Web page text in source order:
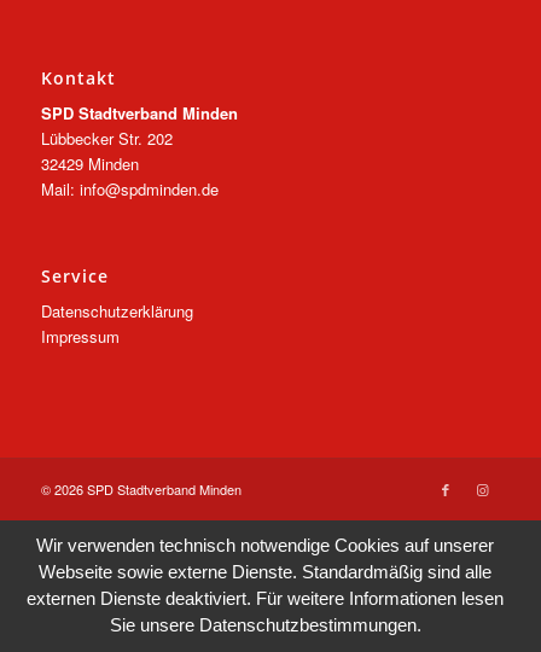
Kontakt
SPD Stadtverband Minden
Lübbecker Str. 202
32429 Minden
Mail: info@spdminden.de
Service
Datenschutzerklärung
Impressum
© 2026 SPD Stadtverband Minden
Wir verwenden technisch notwendige Cookies auf unserer
Webseite sowie externe Dienste. Standardmäßig sind alle
externen Dienste deaktiviert. Für weitere Informationen lesen
Sie unsere Datenschutzbestimmungen.